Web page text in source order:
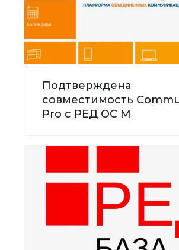
Подтверждена
совместимость
Pro с РЕД ОС М